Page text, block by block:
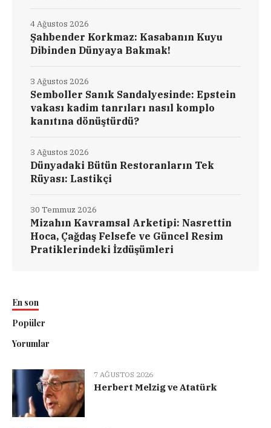
Şahbender Korkmaz: Kasabanın Kuyu
Dibinden Dünyaya Bakmak!
4 Ağustos 2026
Semboller Sanık Sandalyesinde: Epstein
vakası kadim tanrıları nasıl komplo
kanıtına dönüştürdü?
3 Ağustos 2026
Dünyadaki Bütün Restoranların Tek
Rüyası: Lastikçi
3 Ağustos 2026
Mizahın Kavramsal Arketipi: Nasrettin
Hoca, Çağdaş Felsefe ve Güncel Resim
Pratiklerindeki İzdüşümleri
30 Temmuz 2026
En son
Popüler
Yorumlar
7 AĞUSTOS 2026
Herbert Melzig ve Atatürk